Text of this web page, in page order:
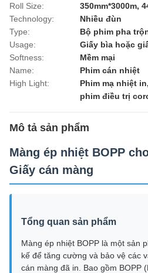
Roll Size:
350mm*3000m,
Technology:
Nhiều đùn
Type:
Bộ phim pha
Usage:
Giấy bìa hoặc
Softness:
Mềm mại
Name:
Phim cán nhiệt
High Light:
Phim mạ nhiệt in,
phim điều trị
Mô tả sản phẩm
Màng ép nhiệt BOPP
Giấy cán màng
Tổng quan sản phẩm
Màng ép nhiệt BOPP là một sản
kế để tăng cường và bảo vệ các
cán màng đã in. Bao gồm BOPP